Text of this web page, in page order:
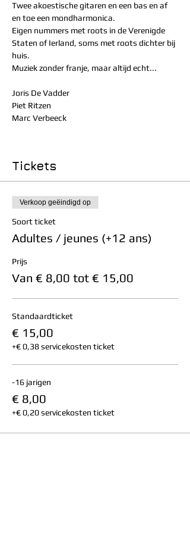
Twee akoestische gitaren en een bas en af
en toe een mondharmonica.
Eigen nummers met roots in de Verenigde
Staten of Ierland, soms met roots dichter bij
huis.
Muziek zonder franje, maar altijd echt...
Joris De Vadder
Piet Ritzen
Marc Verbeeck
Tickets
Verkoop geëindigd op
Soort ticket
Adultes / jeunes (+12 ans)
Prijs
Van € 8,00 tot € 15,00
Standaardticket
€ 15,00
+€ 0,38 servicekosten ticket
-16 jarigen
€ 8,00
+€ 0,20 servicekosten ticket